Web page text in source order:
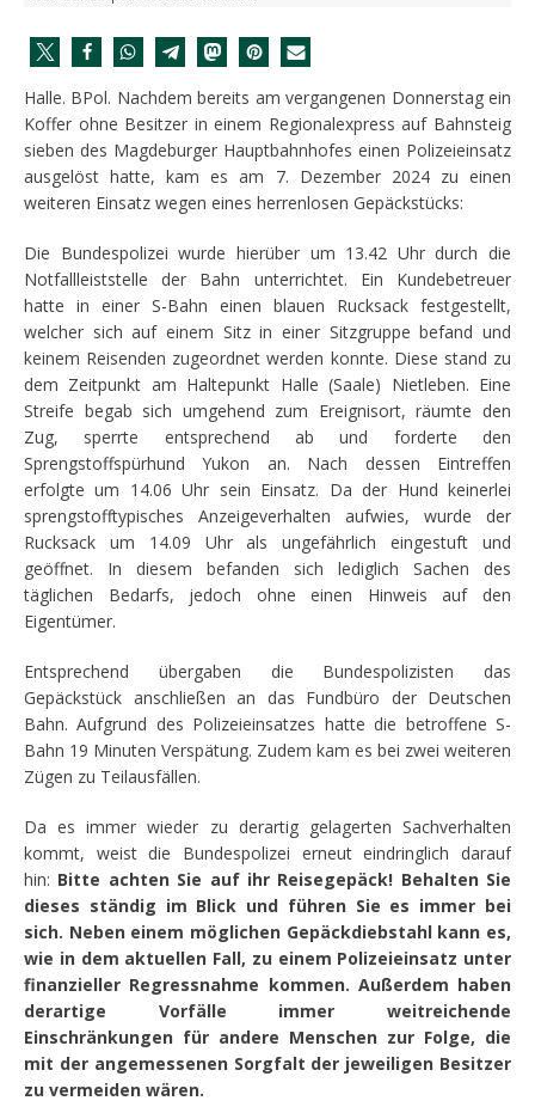
Halle. BPol. Nachdem bereits am vergangenen Donnerstag ein
Koffer ohne Besitzer in einem Regionalexpress auf Bahnsteig
sieben des Magdeburger Hauptbahnhofes einen Polizeieinsatz
ausgelöst hatte, kam es am 7. Dezember 2024 zu einen
weiteren Einsatz wegen eines herrenlosen Gepäckstücks:
Die Bundespolizei wurde hierüber um 13.42 Uhr durch die
Notfallleiststelle der Bahn unterrichtet. Ein Kundebetreuer
hatte in einer S-Bahn einen blauen Rucksack festgestellt,
welcher sich auf einem Sitz in einer Sitzgruppe befand und
keinem Reisenden zugeordnet werden konnte. Diese stand zu
dem Zeitpunkt am Haltepunkt Halle (Saale) Nietleben. Eine
Streife begab sich umgehend zum Ereignisort, räumte den
Zug, sperrte entsprechend ab und forderte den
Sprengstoffspürhund Yukon an. Nach dessen Eintreffen
erfolgte um 14.06 Uhr sein Einsatz. Da der Hund keinerlei
sprengstofftypisches Anzeigeverhalten aufwies, wurde der
Rucksack um 14.09 Uhr als ungefährlich eingestuft und
geöffnet. In diesem befanden sich lediglich Sachen des
täglichen Bedarfs, jedoch ohne einen Hinweis auf den
Eigentümer.
Entsprechend übergaben die Bundespolizisten das
Gepäckstück anschließen an das Fundbüro der Deutschen
Bahn. Aufgrund des Polizeieinsatzes hatte die betroffene S-
Bahn 19 Minuten Verspätung. Zudem kam es bei zwei weiteren
Zügen zu Teilausfällen.
Da es immer wieder zu derartig gelagerten Sachverhalten
kommt, weist die Bundespolizei erneut eindringlich darauf
hin: Bitte achten Sie auf ihr Reisegepäck! Behalten Sie
dieses ständig im Blick und führen Sie es immer bei
sich. Neben einem möglichen Gepäckdiebstahl kann es,
wie in dem aktuellen Fall, zu einem Polizeieinsatz unter
finanzieller Regressnahme kommen. Außerdem haben
derartige Vorfälle immer weitreichende
Einschränkungen für andere Menschen zur Folge, die
mit der angemessenen Sorgfalt der jeweiligen Besitzer
zu vermeiden wären.